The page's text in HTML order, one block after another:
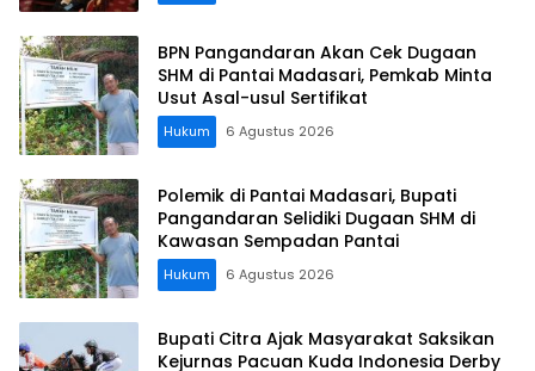
BPN Pangandaran Akan Cek Dugaan
SHM di Pantai Madasari, Pemkab Minta
Usut Asal-usul Sertifikat
Hukum 6 Agustus 2026
Polemik di Pantai Madasari, Bupati
Pangandaran Selidiki Dugaan SHM di
Kawasan Sempadan Pantai
Hukum 6 Agustus 2026
Bupati Citra Ajak Masyarakat Saksikan
Kejurnas Pacuan Kuda Indonesia Derby